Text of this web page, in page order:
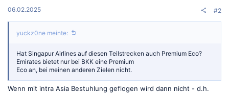
06.02.2025 #2
yuckz0ne meinte:
Hat Singapur Airlines auf diesen Teilstrecken auch Premium Eco?
Emirates bietet nur bei BKK eine Premium
Eco an, bei meinen anderen Zielen nicht.
Wenn mit intra Asia Bestuhlung geflogen wird dann nicht - d.h.